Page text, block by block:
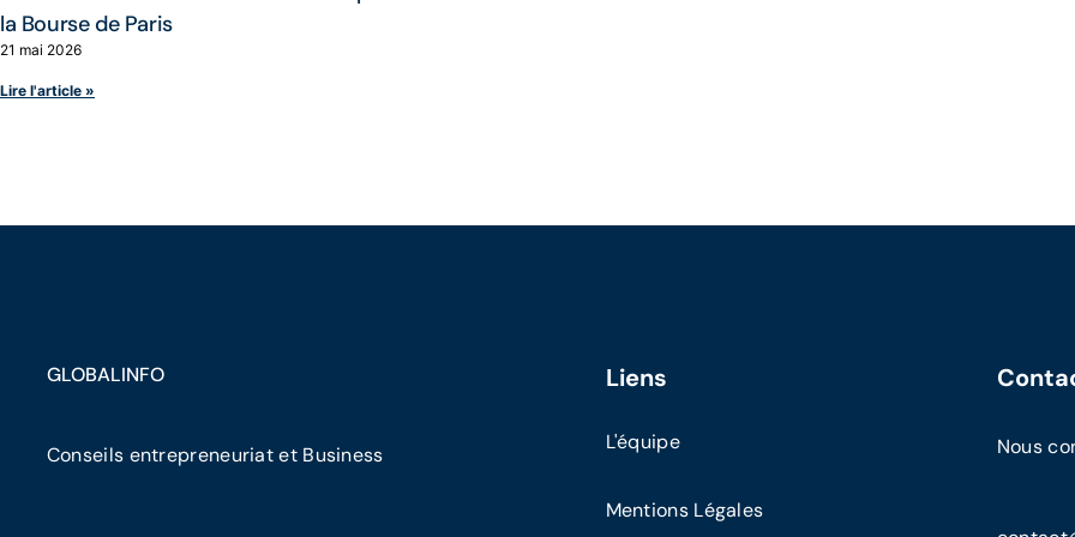
la Bourse de Paris
21 mai 2026
Lire l'article »
GLOBALINFO
Conseils entrepreneuriat et Business
Liens
L'équipe
Mentions Légales
Nous